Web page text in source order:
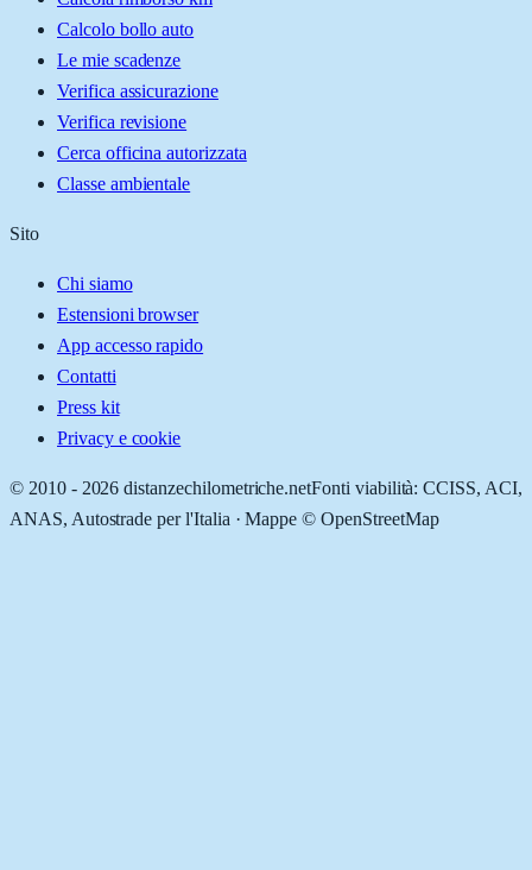
Calcolo bollo auto
Le mie scadenze
Verifica assicurazione
Verifica revisione
Cerca officina autorizzata
Classe ambientale
Sito
Chi siamo
Estensioni browser
App accesso rapido
Contatti
Press kit
Privacy e cookie
© 2010 - 2026 distanzechilometriche.netFonti viabilità: CCISS, ACI,
ANAS, Autostrade per l'Italia · Mappe © OpenStreetMap